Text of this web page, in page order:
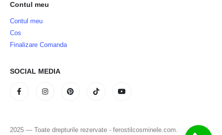
Contul meu
Contul meu
Cos
Finalizare Comanda
SOCIAL MEDIA
2025 — Toate drepturile rezervate - ferostilcosminele.com.